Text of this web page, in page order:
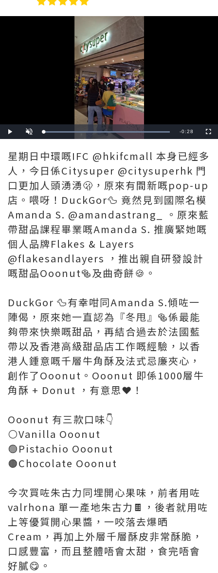
Play Unmute Loaded:
100.00%
Remaining
-0:28
星期日中環嘅IFC @hkifcmall 本身已經多
人，今日係Citysuper @citysuperhk 門
口更加人頭湧湧🫢，原來有間新嘅pop-up
店。喂呀！DuckGor🦆 竟然見到國際名模
Amanda S. @amandastrang_ 。原來藍
帶甜品課程畢業嘅Amanda S. 推廣緊她嘅
個人品牌Flakes & Layers
@flakesandlayers ，推出親自研發設計
嘅甜品Ooonut🥯及曲奇餅🍪。
DuckGor 🦆有幸咁同Amanda S.傾咗一
陣偈，原來她一直認為『冬甩』🥯係最能
夠帶來快樂嘅甜品，再結合過去於法國藍
帶以及香港高級甜品店工作嘅經驗，以香
港人鍾意嘅千層牛角酥及法式忌廉夾心，
創作了Ooonut。Ooonut 即係1000層牛
角酥 + Donut ，有意思❤️！
Ooonut 有三款口味👇
⚪️Vanilla Ooonut
🟢Pistachio Ooonut
🟤Chocolate Ooonut
今次買咗朱古力同埋開心果味，前者用咗
valrhona 單一產地朱古力🍫，後者就用咗
上等優質開心果醬，一咬落去爆晒
Cream，再加上外層千層酥皮非常酥脆，
口感豐富，而且整體唔會太甜，食完唔會
好膩😋。